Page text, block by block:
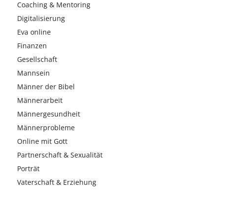
Coaching & Mentoring
Digitalisierung
Eva online
Finanzen
Gesellschaft
Mannsein
Männer der Bibel
Männerarbeit
Männergesundheit
Männerprobleme
Online mit Gott
Partnerschaft & Sexualität
Porträt
Vaterschaft & Erziehung